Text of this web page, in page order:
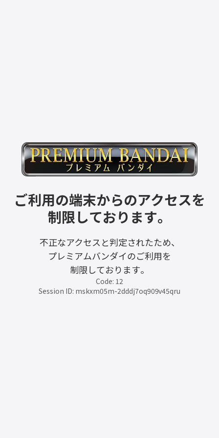
ご利用の端末からのアクセスを
制限しております。
不正なアクセスと判定されたため、
プレミアムバンダイのご利用を
制限しております。
Code: 12
Session ID: mskxm05m-2dddj7oq909v45qru